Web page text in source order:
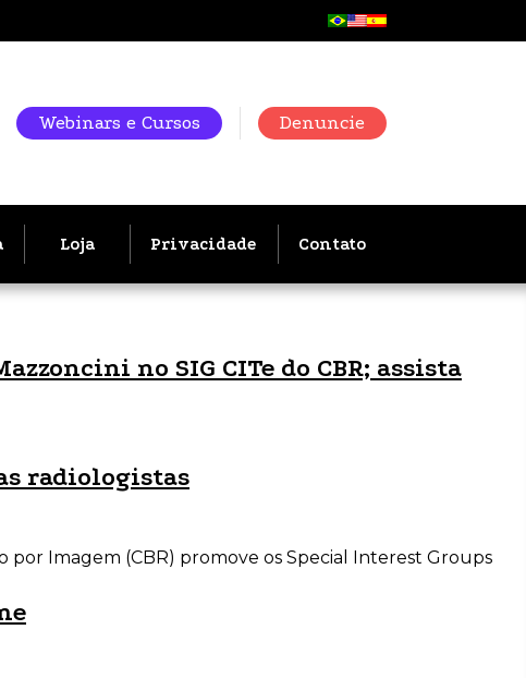
Webinars e Cursos Denuncie
Loja Privacidade Contato
no SIG CITe do CBR; assista
radiologistas
por Imagem (CBR) promove os Special Interest Groups